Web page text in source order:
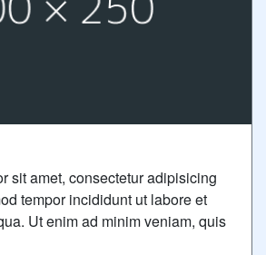
sit amet, consectetur adipisicing
tempor incididunt ut labore et
Ut enim ad minim veniam, quis